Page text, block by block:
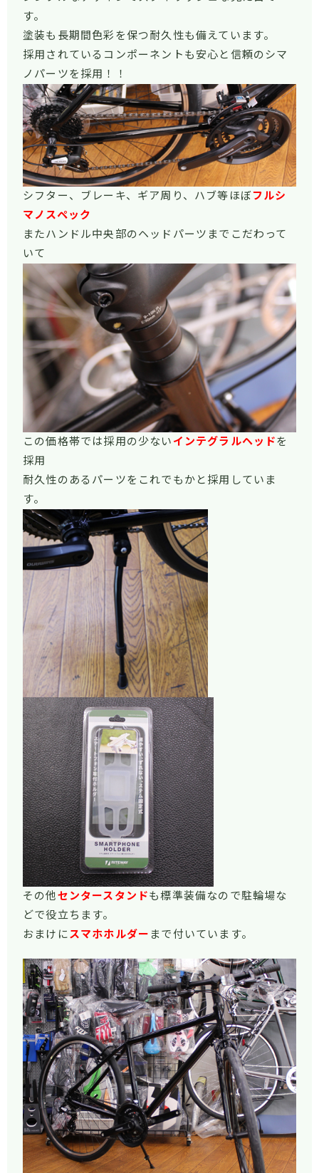
す。
塗装も長期間色彩を保つ耐久性も備えています。
採用されているコンポーネントも安心と信頼のシマ
ノパーツを採用！！
シフター、ブレーキ、ギア周り、ハブ等ほぼ フルシ
マノスペック
またハンドル中央部のヘッドパーツまでこだわって
いて
この価格帯では採用の少ない インテグラルヘッドを
採用
耐久性のあるパーツをこれでもかと採用していま
す。
その他センタースタンドも標準装備なので駐輪場な
どで役立ちます。
おまけにスマホホルダー まで付いています。